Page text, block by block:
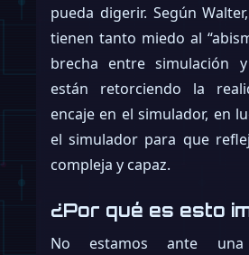
pueda digerir. Según
tienen tanto miedo al
brecha entre simulación
están retorciendo la
encaje en el simulador, en
el simulador para que
compleja y capaz.
¿Por qué es esto
No estamos ante